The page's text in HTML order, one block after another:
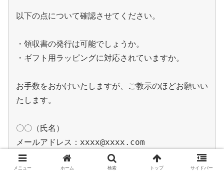
以下の点について確認させてください。
・領収書の発行は可能でしょうか。
・ギフト用ラッピングに対応されていますか。
お手数をおかけいたしますが、ご教示のほどお願いい
たします。
〇〇（氏名）
メニュー ホーム 検索 トップ サイドバー